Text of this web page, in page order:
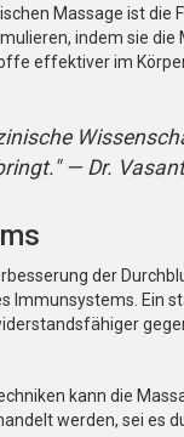
Massage ist die
indem sie
effektiver im
— Dr.
der
Immunsystems. Ein
kann die
werden, sei es